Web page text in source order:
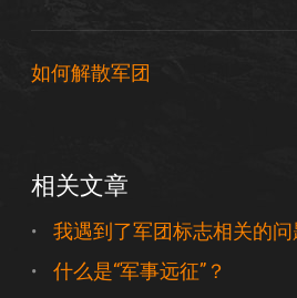
如何解散军团
相关文章
我遇到了军团标志相关的问
什么是“军事远征”？